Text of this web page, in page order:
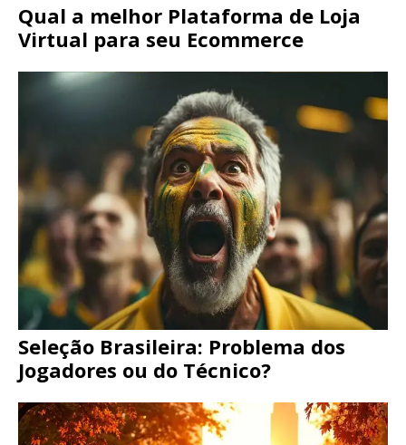
Qual a melhor Plataforma de Loja
Virtual para seu Ecommerce
Seleção Brasileira: Problema dos
Jogadores ou do Técnico?